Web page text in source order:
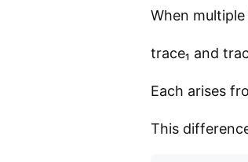
When
trace₁ and
Each arises
This